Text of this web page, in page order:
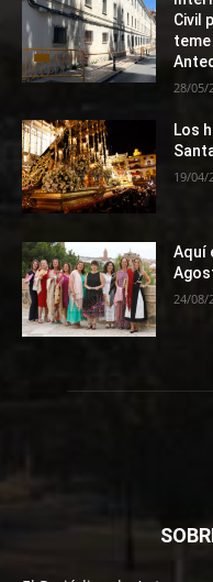
Civil
28/05/
Los
19/04/
Aquí
24/08/